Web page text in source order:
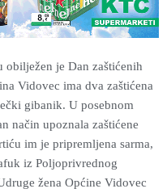
je Dan zaštićenih
Vidovec ima dva zaštićena
gibanik. U posebnom
način upoznala zaštićene
im je pripremljena sarma,
iz Poljoprivrednog
žena Općine Vidovec